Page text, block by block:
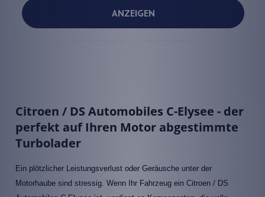
ANZEIGEN
Citroen / DS Automobiles C-Elysee - der
perfekt auf Ihren Motor abgestimmte
Turbolader
Ein plötzlicher Leistungsverlust oder Geräusche unter der
Motorhaube sind stressig. Wenn Ihr Fahrzeug ein Citroen / DS